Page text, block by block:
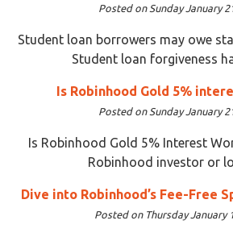
Posted on Sunday January
Student loan borrowers may owe
Student loan forgiveness
Is Robinhood Gold 5%
Posted on Sunday January
Is Robinhood Gold 5% Interest
Robinhood investor or
Dive into Robinhood’s Fee-Free
Posted on Thursday January